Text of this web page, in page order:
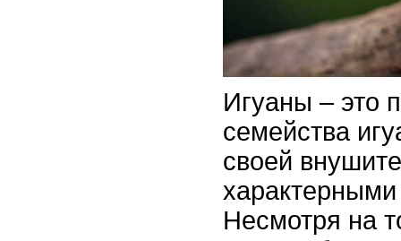
Игуаны – это
семейства
своей
Несмотря на